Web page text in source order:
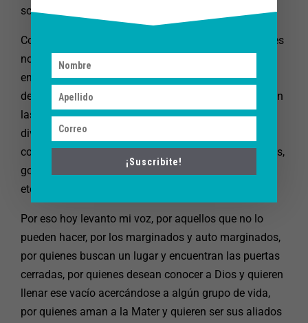
soporto con amor y alegría.
Comprendo desde el fondo de mi corazón que quienes
no han pasado por situaciones similares, no pueden
entender el valor de una mirada amable, una palabra
de aliento, un abrazo de cobijamiento, la sinceridad en
las actitudes. Y oro por todos aquellos que en el plan
divino de Dios pueden tener un matrimonio
consagrado, disfrutar y valorar todos los sacramentos,
gozar de una familia unida y que así sea hasta la
eternidad de acuerdo a su voluntad.
Por eso hoy levanto mi voz, por aquellos que no lo
pueden hacer, por los marginados y auto marginados,
por quienes buscan un lugar y encuentran las puertas
cerradas, por quienes desean conocer a Dios y quieren
llenar ese vacío acercándose a algún grupo de vida,
por quienes aman a la Mater y quieren ser sus aliados
¡Suscribite!